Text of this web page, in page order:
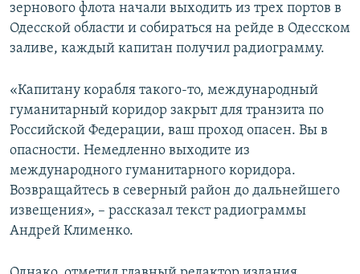
зернового флота начали выходить из трех портов в
Одесской области и собираться на рейде в Одесском
заливе, каждый капитан получил радиограмму.
«Капитану корабля такого-то, международный
гуманитарный коридор закрыт для транзита по
Российской Федерации, ваш проход опасен. Вы в
опасности. Немедленно выходите из
международного гуманитарного коридора.
Возвращайтесь в северный район до дальнейшего
извещения», – рассказал текст радиограммы
Андрей Клименко.